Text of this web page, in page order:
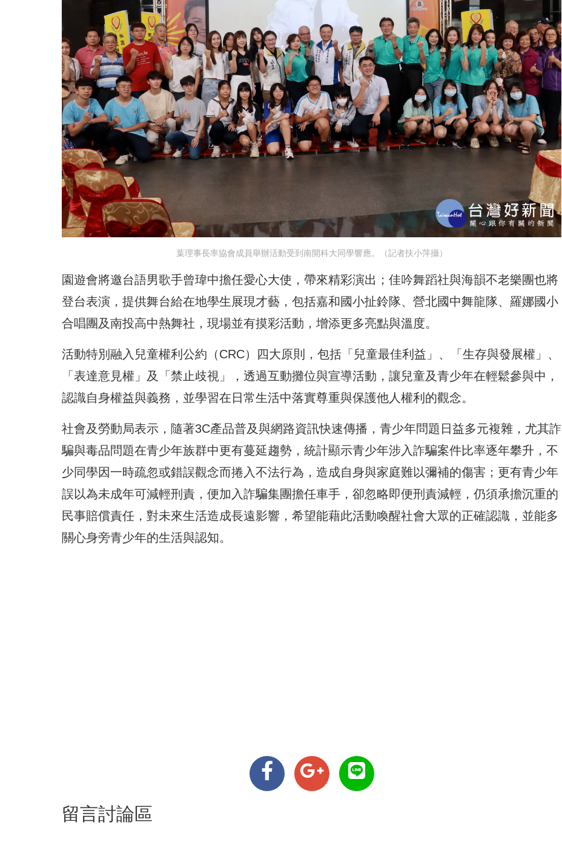
葉理事長率協會成員舉辦活動受到南開科大同學響應。（記者扶小萍攝）
園遊會將邀台語男歌手曾瑋中擔任愛心大使，帶來精彩演出；佳吟舞蹈社與海韻不老樂團也將
登台表演，提供舞台給在地學生展現才藝，包括嘉和國小扯鈴隊、營北國中舞龍隊、羅娜國小
合唱團及南投高中熱舞社，現場並有摸彩活動，增添更多亮點與溫度。
活動特別融入兒童權利公約（CRC）四大原則，包括「兒童最佳利益」、「生存與發展權」、
「表達意見權」及「禁止歧視」，透過互動攤位與宣導活動，讓兒童及青少年在輕鬆參與中，
認識自身權益與義務，並學習在日常生活中落實尊重與保護他人權利的觀念。
社會及勞動局表示，隨著3C產品普及與網路資訊快速傳播，青少年問題日益多元複雜，尤其詐
騙與毒品問題在青少年族群中更有蔓延趨勢，統計顯示青少年涉入詐騙案件比率逐年攀升，不
少同學因一時疏忽或錯誤觀念而捲入不法行為，造成自身與家庭難以彌補的傷害；更有青少年
誤以為未成年可減輕刑責，便加入詐騙集團擔任車手，卻忽略即便刑責減輕，仍須承擔沉重的
民事賠償責任，對未來生活造成長遠影響，希望能藉此活動喚醒社會大眾的正確認識，並能多
關心身旁青少年的生活與認知。
留言討論區